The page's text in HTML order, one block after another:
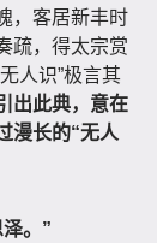
，客居新丰时
疏，得太宗赏
人识”极言其
出此典，意在
漫长的“无人
。”